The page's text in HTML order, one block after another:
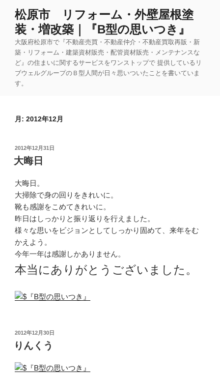
松原市 リフォーム・外壁屋根塗
装・増改築｜『B型の思いつき』
大阪府松原市で『不動産売買・不動産仲介・不動産買取再販・新
築・リフォーム・建築資材販売・配管資材販売・メンテナンスな
ど』の住まいに関するサービスをワンストップで 提供しているリ
ブウェルグループのＢ型人間が日々思いついたことを書いていま
す。
月: 2012年12月
投
稿
日:
2012年12月31日
大晦日
大晦日。
大掃除で身の回りをきれいに。
靴も感謝をこめてきれいに。
昨日はしっかりと振り返りを行えました。
様々な思いをビジョンとしてしっかり固めて、来年をむ
かえよう。
今年一年は感謝しかありません。
本当にありがとうございました。
投
稿
日:
2012年12月30日
りんくう